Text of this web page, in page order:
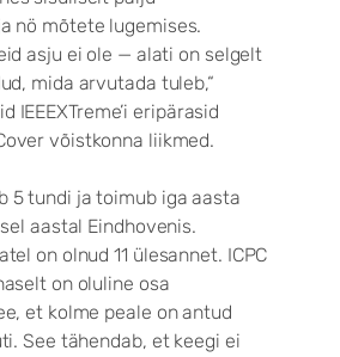
nö mõtete lugemises.
asju ei ole — alati on selgelt
mida arvutada tuleb,“
IEEEXTreme’i eripärasid
võistkonna liikmed.
5 tundi ja toimub iga aasta
aastal Eindhovenis.
on olnud 11 ülesannet. ICPC
on oluline osa
et kolme peale on antud
See tähendab, et keegi ei